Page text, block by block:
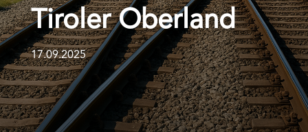
Tiroler Oberland
17.09.2025